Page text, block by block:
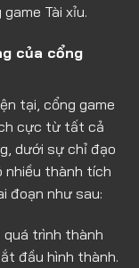
Tài xỉu.
của cổng
tại, cổng game
cực từ tất cả
dưới sự chỉ đạo
nhiều thành tích
đoạn như sau:
quá trình thành
đầu hình thành.